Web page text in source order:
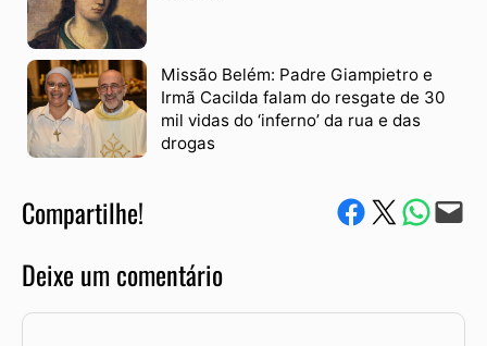
Missão Belém: Padre Giampietro e
Irmã Cacilda falam do resgate de 30
mil vidas do ‘inferno’ da rua e das
drogas
Compartilhe! Compartilhe no Facebook
Compartilhe no Twitter
Compartile via
Envie via e-mail
Deixe um comentário
Comentário